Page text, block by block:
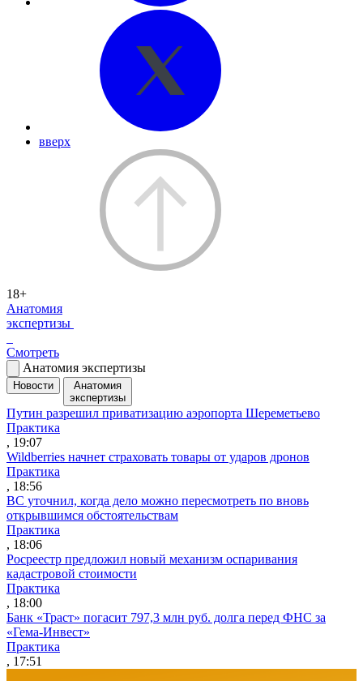
вверх
18+
Анатомия
экспертизы
Смотреть
Анатомия экспертизы
Новости
Анатомия
экспертизы
Путин разрешил приватизацию аэропорта Шереметьево
Практика
, 19:07
Wildberries начнет страховать товары от ударов дронов
Практика
, 18:56
ВС уточнил, когда дело можно пересмотреть по вновь
открывшимся обстоятельствам
Практика
, 18:06
Росреестр предложил новый механизм оспаривания
кадастровой стоимости
Практика
, 18:00
Банк «Траст» погасит 797,3 млн руб. долга перед ФНС за
«Гема-Инвест»
Практика
, 17:51